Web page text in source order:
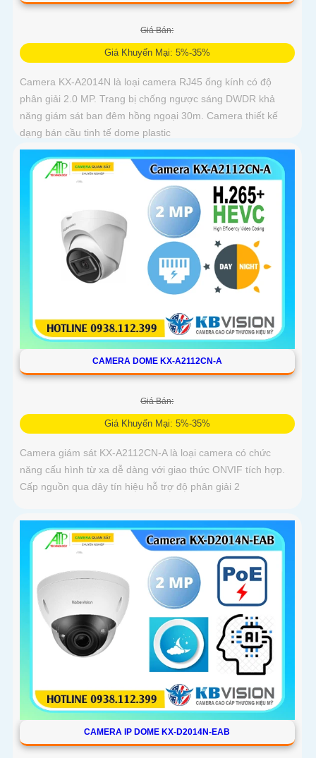
Giá Bán:
Giá Khuyến Mại: 5%-35%
Camera KX-A2014N là loại camera RJ45 ống kính có độ
phân giải 2.0 MP. Trang bị chống ngược sáng DWDR khả
năng giám sát ban đêm hồng ngoại 30m. Camera thiết kế
dạng bán cầu tinh tế dome plastic
CAMERA DOME KX-A2112CN-A
Giá Bán:
Giá Khuyến Mại: 5%-35%
Camera giám sát KX-A2112CN-A là loại camera có chức
năng cấu hình từ xa dễ dàng với giao thức ONVIF tích hợp.
Cấp nguồn qua dây tín hiệu hỗ trợ độ phân giải 2
CAMERA IP DOME KX-D2014N-EAB